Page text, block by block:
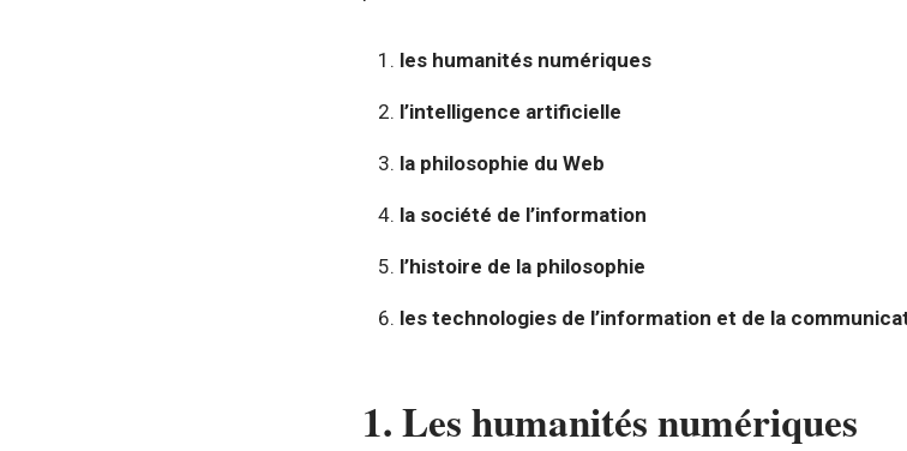
les humanités numériques
l’intelligence artificielle
la philosophie du Web
la société de l’information
l’histoire de la philosophie
les technologies de l’information et de la
1. Les humanités numériques